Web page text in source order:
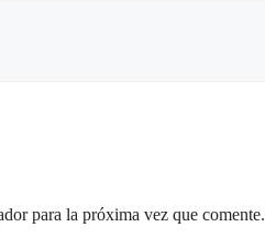
para la próxima vez que comente.